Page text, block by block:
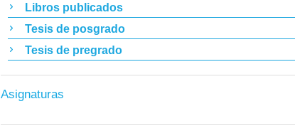
Libros publicados
Tesis de posgrado
Tesis de pregrado
Asignaturas